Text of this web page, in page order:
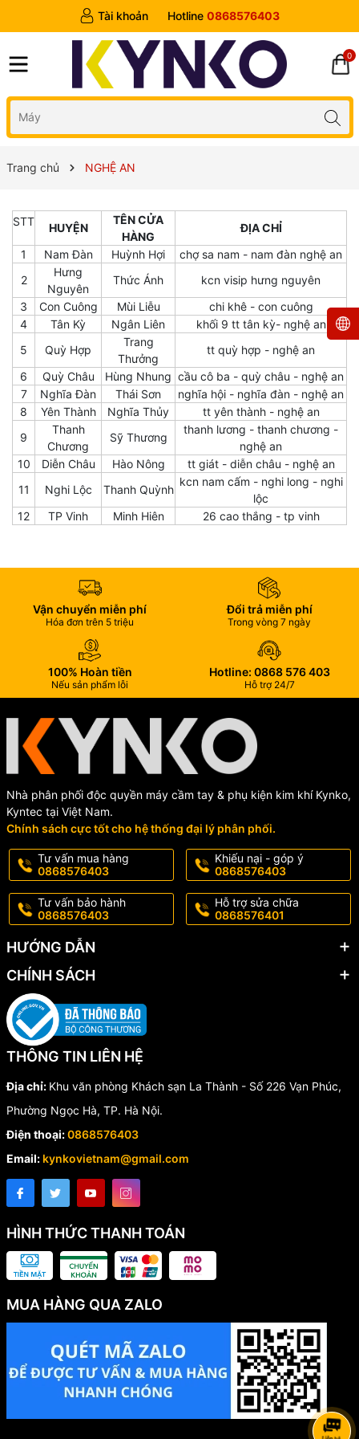
Tài khoản Hotline 0868576403
0
Trang chủ NGHỆ AN
STT HUYỆN
TÊN CỬA
HÀNG
ĐỊA CHỈ
1
Nam Đàn Huỳnh Hợi
chợ sa nam - nam đàn nghệ an
2
Hưng
Nguyên
Thức Ánh
kcn visip hưng nguyên
3
Con Cuông Mùi Liễu
chi khê - con cuông
4
Tân Kỳ Ngân Liên
khối 9 tt tân kỳ- nghệ an
5
Quỳ Hợp
Trang
Thưởng
tt quỳ hợp - nghệ an
6
Quỳ Châu Hùng Nhung cầu cô ba - quỳ châu - nghệ an
7
Nghĩa Đàn Thái Sơn
nghĩa hội - nghĩa đàn - nghệ an
8
Yên Thành Nghĩa Thủy
tt yên thành - nghệ an
9
Thanh
Chương
Sỹ Thương
thanh lương - thanh chương -
nghệ an
10
Diễn Châu Hào Nông
tt giát - diễn châu - nghệ an
11
Nghi Lộc Thanh Quỳnh
kcn nam cấm - nghi long - nghi
lộc
12
TP Vinh Minh Hiên 26 cao thắng - tp vinh
Vận chuyển miễn phí
Hóa đơn trên 5 triệu
Đổi trả miễn phí
Trong vòng 7 ngày
100% Hoàn tiền
Nếu sản phẩm lỗi
Hotline: 0868 576 403
Hỗ trợ 24/7
Nhà phân phối độc quyền máy cầm tay & phụ kiện kim khí Kynko,
Kyntec tại Việt Nam.
Chính sách cực tốt cho hệ thống đại lý phân phối.
Tư vấn mua hàng
0868576403
Khiếu nại - góp ý
0868576403
Tư vấn bảo hành
0868576403
Hỗ trợ sửa chữa
0868576401
HƯỚNG DẪN
CHÍNH SÁCH
THÔNG TIN LIÊN HỆ
Địa chỉ: Khu văn phòng Khách sạn La Thành - Số 226 Vạn Phúc,
Phường Ngọc Hà, TP. Hà Nội.
Điện thoại:0868576403
Email: kynkovietnam@gmail.com
HÌNH THỨC THANH TOÁN
MUA HÀNG QUA ZALO